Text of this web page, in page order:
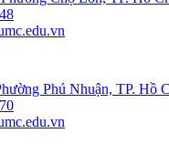
Phú Nhuận, TP. Hồ